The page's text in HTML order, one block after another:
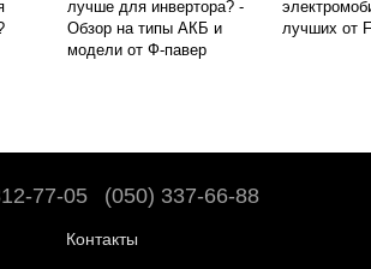
лучше для инвертора? -
Обзор на типы АКБ и
модели от Ф-павер
лучших от
77-05 (050) 337-66-88
Контакты